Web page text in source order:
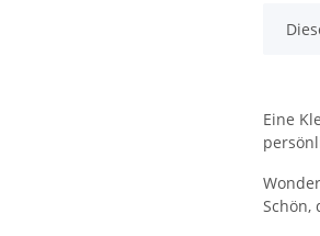
x
Eine
Schön,